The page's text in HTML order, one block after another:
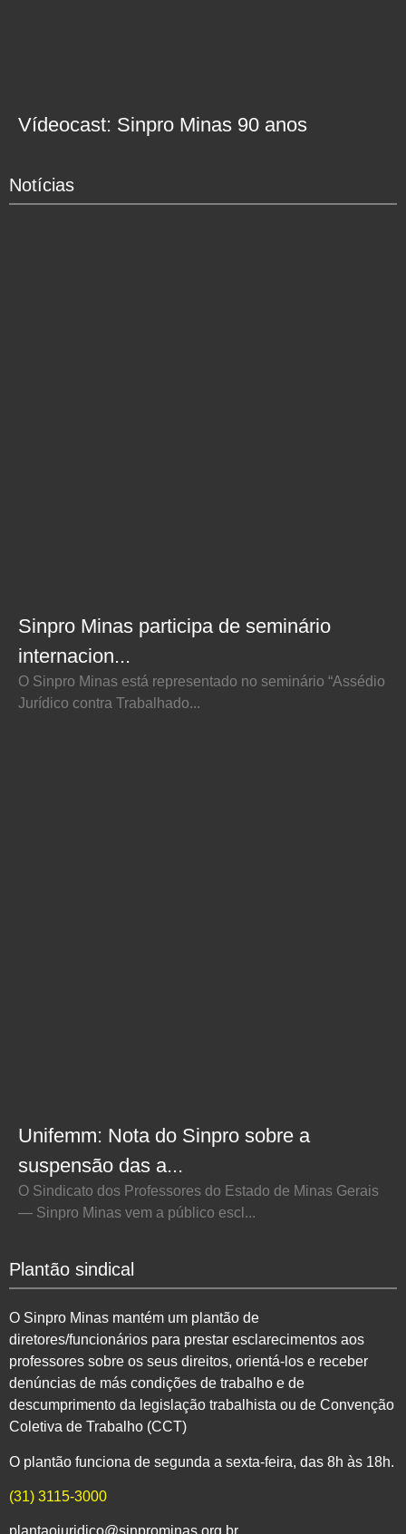
Vídeocast: Sinpro Minas 90 anos
Notícias
Sinpro Minas participa de seminário
internacion...
O Sinpro Minas está representado no seminário “Assédio
Jurídico contra Trabalhado...
Unifemm: Nota do Sinpro sobre a
suspensão das a...
O Sindicato dos Professores do Estado de Minas Gerais
— Sinpro Minas vem a público escl...
Plantão sindical
O Sinpro Minas mantém um plantão de
diretores/funcionários para prestar esclarecimentos aos
professores sobre os seus direitos, orientá-los e receber
denúncias de más condições de trabalho e de
descumprimento da legislação trabalhista ou de Convenção
Coletiva de Trabalho (CCT)
O plantão funciona de segunda a sexta-feira, das 8h às 18h.
(31) 3115-3000